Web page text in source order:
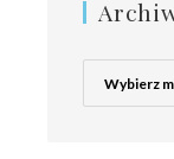
Archiwum
Blogu